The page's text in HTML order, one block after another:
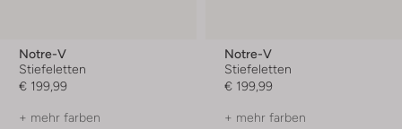
Notre-V
Stiefeletten
€ 199,99
+ mehr farben
Notre-V
Stiefeletten
€ 199,99
+ mehr farben